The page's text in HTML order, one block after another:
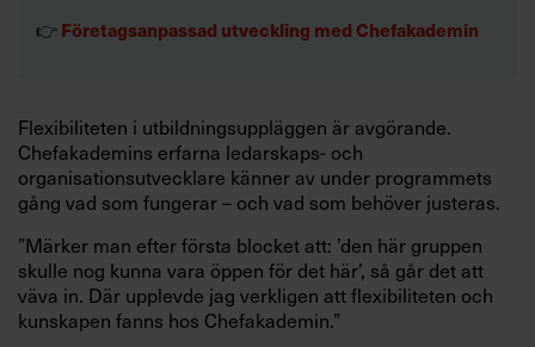
👉 Företagsanpassad utveckling med Chefakademin
Flexibiliteten i utbildningsuppläggen är avgörande.
Chefakademins erfarna ledarskaps- och
organisationsutvecklare känner av under programmets
gång vad som fungerar – och vad som behöver justeras.
”Märker man efter första blocket att: ’den här gruppen
skulle nog kunna vara öppen för det här’, så går det att
väva in. Där upplevde jag verkligen att flexibiliteten och
kunskapen fanns hos Chefakademin.”